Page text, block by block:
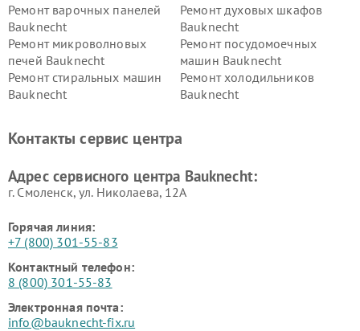
Ремонт варочных панелей
Bauknecht
Ремонт духовых шкафов
Bauknecht
Ремонт микроволновых
печей Bauknecht
Ремонт посудомоечных
машин Bauknecht
Ремонт стиральных машин
Bauknecht
Ремонт холодильников
Bauknecht
Контакты сервис центра
Адрес сервисного центра Bauknecht:
г. Смоленск, ул. Николаева, 12А
Горячая линия:
+7 (800) 301-55-83
Контактный телефон:
8 (800) 301-55-83
Электронная почта:
info@bauknecht-fix.ru